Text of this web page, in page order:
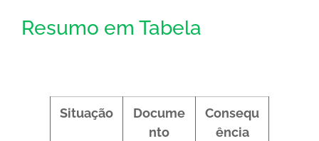
Resumo em Tabela
Situação
Docume
nto
Consequ
ência